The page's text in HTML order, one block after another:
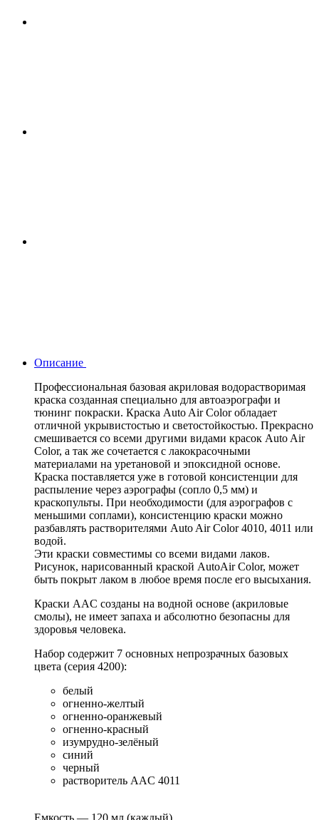
Описание
Профессиональная базовая акриловая водорастворимая
краска созданная специально для автоаэрографи и
тюнинг покраски. Краска Auto Air Color обладает
отличной укрывистостью и светостойкостью. Прекрасно
смешивается со всеми другими видами красок Auto Air
Color, а так же сочетается с лакокрасочными
материалами на уретановой и эпоксидной основе.
Краска поставляется уже в готовой консистенции для
распыление через аэрографы (сопло 0,5 мм) и
краскопульты. При необходимости (для аэрографов с
меньшими соплами), консистенцию краски можно
разбавлять растворителями Auto Air Color 4010, 4011 или
водой.
Эти краски совместимы со всеми видами лаков.
Рисунок, нарисованный краской AutoAir Color, может
быть покрыт лаком в любое время после его высыхания.
Краски AAC созданы на водной основе (акриловые
смолы), не имеет запаха и абсолютно безопасны для
здоровья человека.
Набор содержит 7 основных непрозрачных базовых
цвета (серия 4200):
белый
огненно-желтый
огненно-оранжевый
огненно-красный
изумрудно-зелёный
синий
черный
растворитель AAC 4011